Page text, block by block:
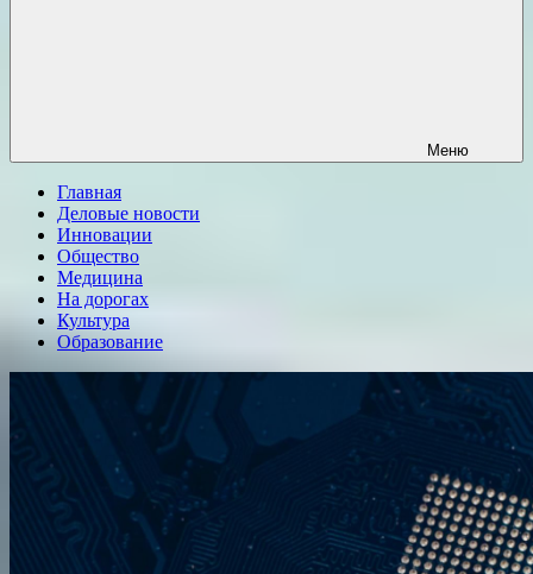
Меню
Главная
Деловые новости
Инновации
Общество
Медицина
На дорогах
Культура
Образование